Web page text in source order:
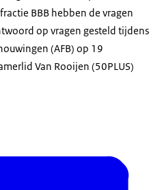
BBB hebben de vragen
op vragen gesteld tijdens
(AFB) op 19
Van Rooijen (50PLUS)